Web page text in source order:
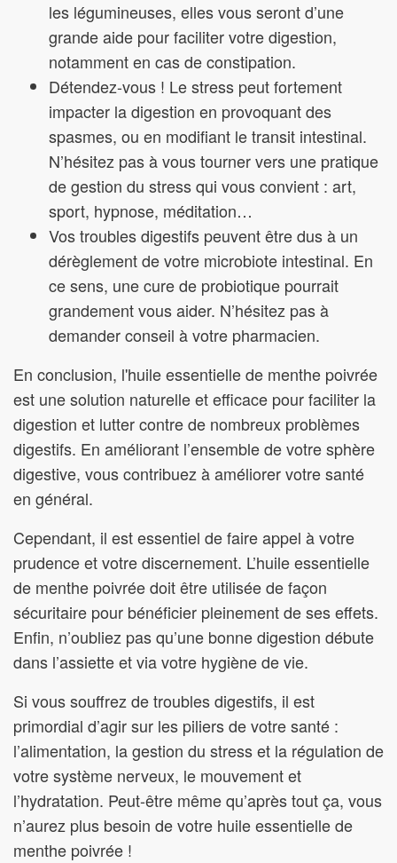
les légumineuses, elles vous seront d’une
grande aide pour faciliter votre digestion,
notamment en cas de constipation.
Détendez-vous ! Le stress peut fortement
impacter la digestion en provoquant des
spasmes, ou en modifiant le transit intestinal.
N’hésitez pas à vous tourner vers une pratique
de gestion du stress qui vous convient : art,
sport, hypnose, méditation…
Vos troubles digestifs peuvent être dus à un
dérèglement de votre microbiote intestinal. En
ce sens, une cure de probiotique pourrait
grandement vous aider. N’hésitez pas à
demander conseil à votre pharmacien.
En conclusion, l'huile essentielle de menthe poivrée
est une solution naturelle et efficace pour faciliter la
digestion et lutter contre de nombreux problèmes
digestifs. En améliorant l’ensemble de votre sphère
digestive, vous contribuez à améliorer votre santé
en général.
Cependant, il est essentiel de faire appel à votre
prudence et votre discernement. L’huile essentielle
de menthe poivrée doit être utilisée de façon
sécuritaire pour bénéficier pleinement de ses effets.
Enfin, n’oubliez pas qu’une bonne digestion débute
dans l’assiette et via votre hygiène de vie.
Si vous souffrez de troubles digestifs, il est
primordial d’agir sur les piliers de votre santé :
l’alimentation, la gestion du stress et la régulation de
votre système nerveux, le mouvement et
l’hydratation. Peut-être même qu’après tout ça, vous
n’aurez plus besoin de votre huile essentielle de
menthe poivrée !